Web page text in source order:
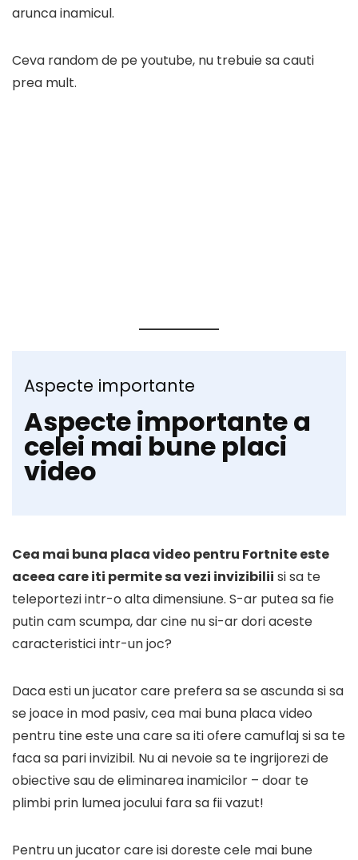
arunca inamicul.
Ceva random de pe youtube, nu trebuie sa cauti
prea mult.
Aspecte importante
Aspecte importante a
celei mai bune placi
video
Cea mai buna placa video pentru Fortnite este
aceea care iti permite sa vezi invizibilii si sa te
teleportezi intr-o alta dimensiune. S-ar putea sa fie
putin cam scumpa, dar cine nu si-ar dori aceste
caracteristici intr-un joc?
Daca esti un jucator care prefera sa se ascunda si sa
se joace in mod pasiv, cea mai buna placa video
pentru tine este una care sa iti ofere camuflaj si sa te
faca sa pari invizibil. Nu ai nevoie sa te ingrijorezi de
obiective sau de eliminarea inamicilor – doar te
plimbi prin lumea jocului fara sa fii vazut!
Pentru un jucator care isi doreste cele mai bune